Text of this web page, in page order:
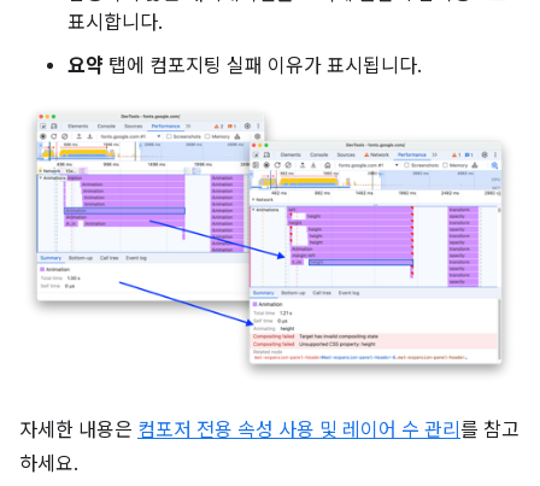
표시합니다.
요약 탭에 컴포지팅 실패 이유가 표시됩니다.
자세한 내용은 컴포저 전용 속성 사용 및 레이어 수 관리 를 참고
하세요.